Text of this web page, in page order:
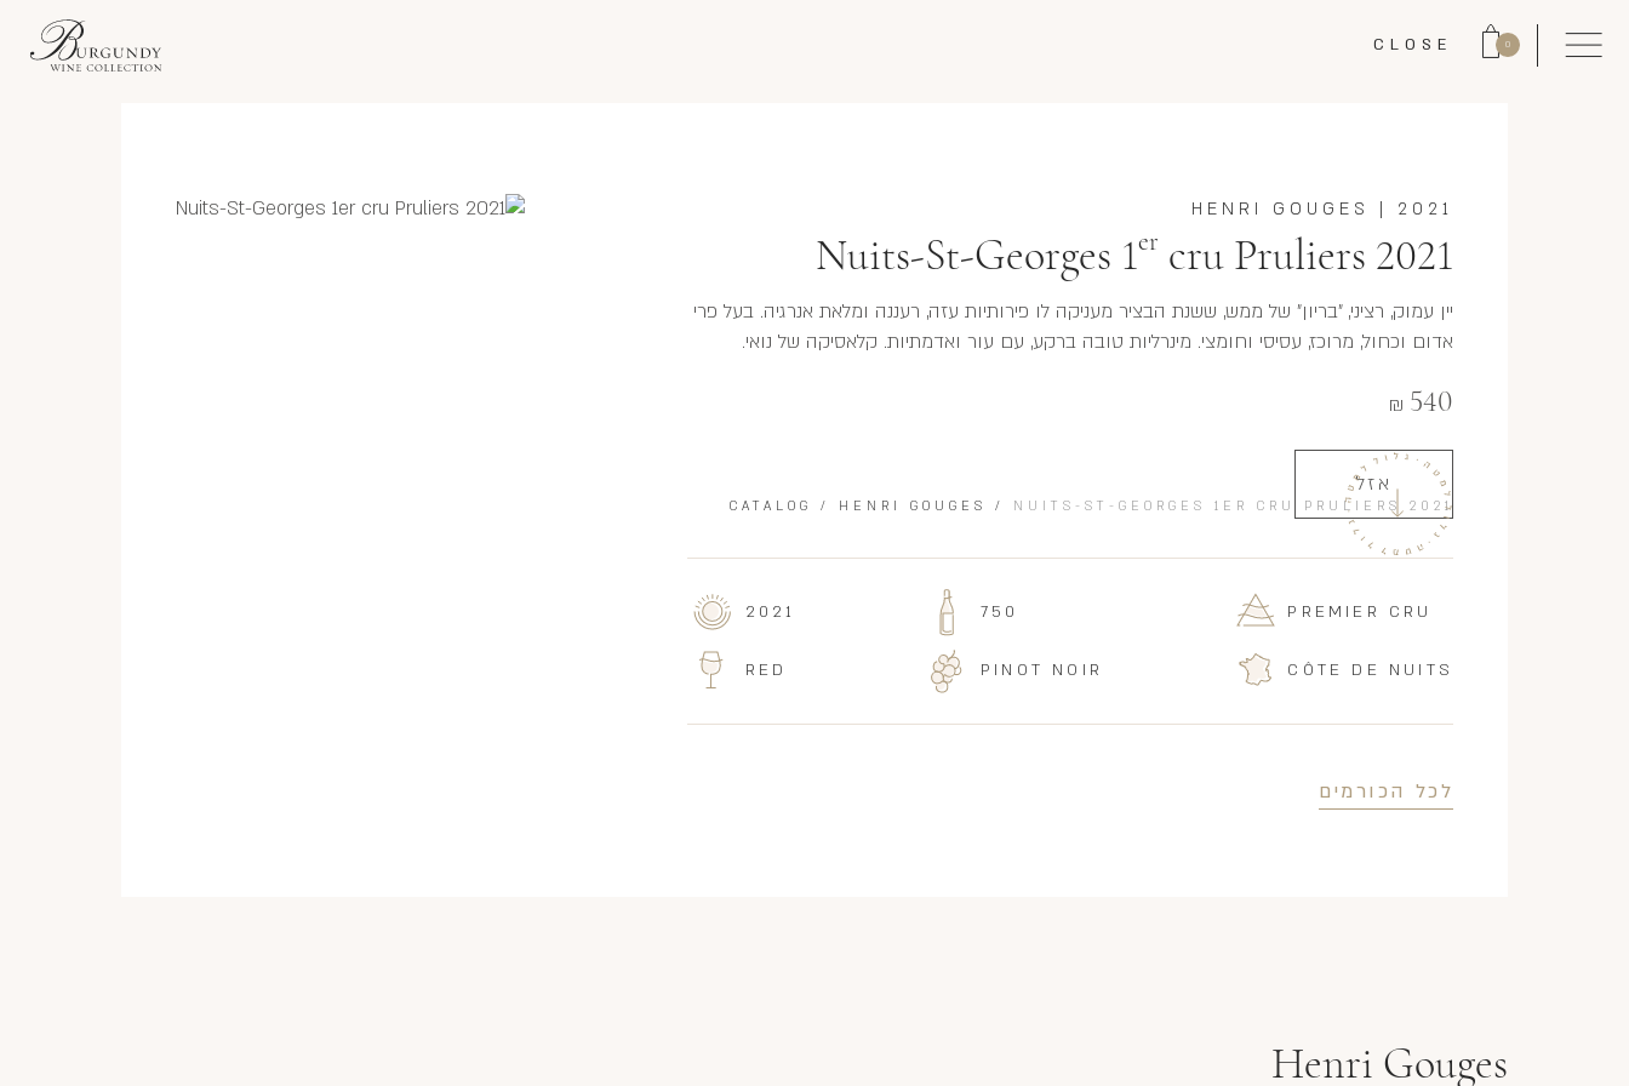
0
CLOSE
CATALOG / HENRI GOUGES / NUITS-ST-GEORGES 1ER CRU PRULIERS 2021
2021
|
HENRI GOUGES
Nuits-St-Georges 1er cru Pruliers 2021
יין עמוק, רציני, "בריון" של ממש, ששנת הבציר מעניקה לו פירותיות עזה, רעננה ומלאת אנרגיה. בעל פרי
אדום וכחול, מרוכז, עסיסי וחומצי. מינרליות טובה ברקע, עם עור ואדמתיות. קלאסיקה של נואי.
540
₪
אזל
2021
RED
750
PINOT NOIR
PREMIER CRU
CÔTE DE NUITS
לכל הכורמים
Henri Gouges